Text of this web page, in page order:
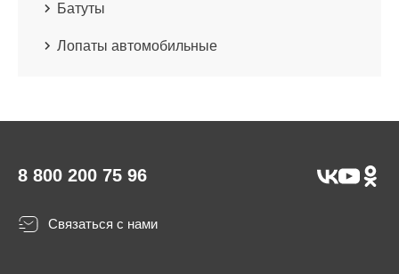
Батуты
Лопаты автомобильные
8 800 200 75 96
Связаться с нами